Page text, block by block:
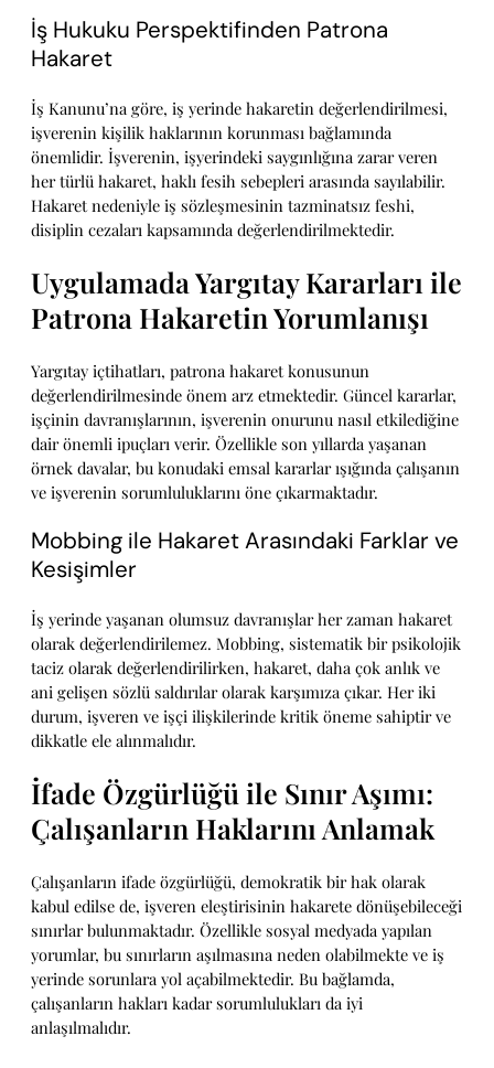
İş Hukuku Perspektifinden Patrona
Hakaret
İş Kanunu’na göre, iş yerinde hakaretin değerlendirilmesi,
işverenin kişilik haklarının korunması bağlamında
önemlidir. İşverenin, işyerindeki saygınlığına zarar veren
her türlü hakaret, haklı fesih sebepleri arasında sayılabilir.
Hakaret nedeniyle iş sözleşmesinin tazminatsız feshi,
disiplin cezaları kapsamında değerlendirilmektedir.
Uygulamada Yargıtay Kararları ile
Patrona Hakaretin Yorumlanışı
Yargıtay içtihatları, patrona hakaret konusunun
değerlendirilmesinde önem arz etmektedir. Güncel kararlar,
işçinin davranışlarının, işverenin onurunu nasıl etkilediğine
dair önemli ipuçları verir. Özellikle son yıllarda yaşanan
örnek davalar, bu konudaki emsal kararlar ışığında çalışanın
ve işverenin sorumluluklarını öne çıkarmaktadır.
Mobbing ile Hakaret Arasındaki Farklar ve
Kesişimler
İş yerinde yaşanan olumsuz davranışlar her zaman hakaret
olarak değerlendirilemez. Mobbing, sistematik bir psikolojik
taciz olarak değerlendirilirken, hakaret, daha çok anlık ve
ani gelişen sözlü saldırılar olarak karşımıza çıkar. Her iki
durum, işveren ve işçi ilişkilerinde kritik öneme sahiptir ve
dikkatle ele alınmalıdır.
İfade Özgürlüğü ile Sınır Aşımı:
Çalışanların Haklarını Anlamak
Çalışanların ifade özgürlüğü, demokratik bir hak olarak
kabul edilse de, işveren eleştirisinin hakarete dönüşebileceği
sınırlar bulunmaktadır. Özellikle sosyal medyada yapılan
yorumlar, bu sınırların aşılmasına neden olabilmekte ve iş
yerinde sorunlara yol açabilmektedir. Bu bağlamda,
çalışanların hakları kadar sorumlulukları da iyi
anlaşılmalıdır.